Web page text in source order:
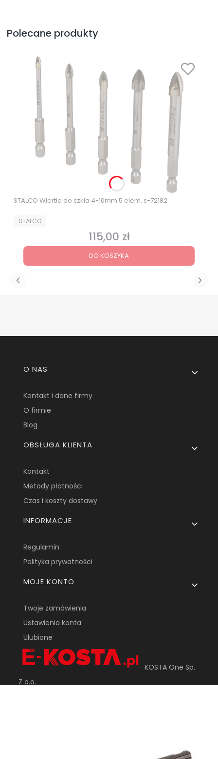
Polecane produkty
STALCO Wiertła do szkła 4-10mm 5 elem. s-72182
PRODUCENT
STALCO
Cena
115,00 zł
DO KOSZYKA
Linki w stopce
O NAS
Kontakt i dane firmy
O firmie
Blog
OBSŁUGA KLIENTA
Kontakt
Metody płatności
Czas i koszty dostawy
INFORMACJE
Regulamin
Polityka prywatności
MOJE KONTO
Twoje zamówienia
Ustawienia konta
Ulubione
KOSTA One Sp.
Z o.o.